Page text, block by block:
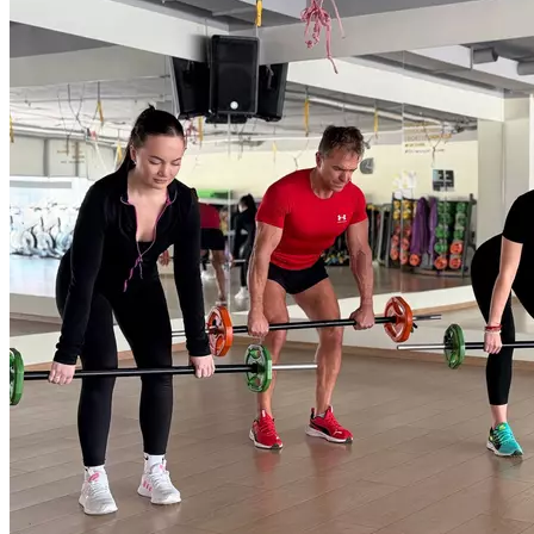
общую физическую подготовку, тонизирует мышцы,
укрепляет кости и суставы. Программа с фиксированной
хореографией, с использованием штанги с оптимальным
весом и контроля высококвалифицированных инструкторов
вы можете получить эффект и результаты, которые так долго
искали. Для всех уровней подготовленности.
Продолжительность 55 мин.